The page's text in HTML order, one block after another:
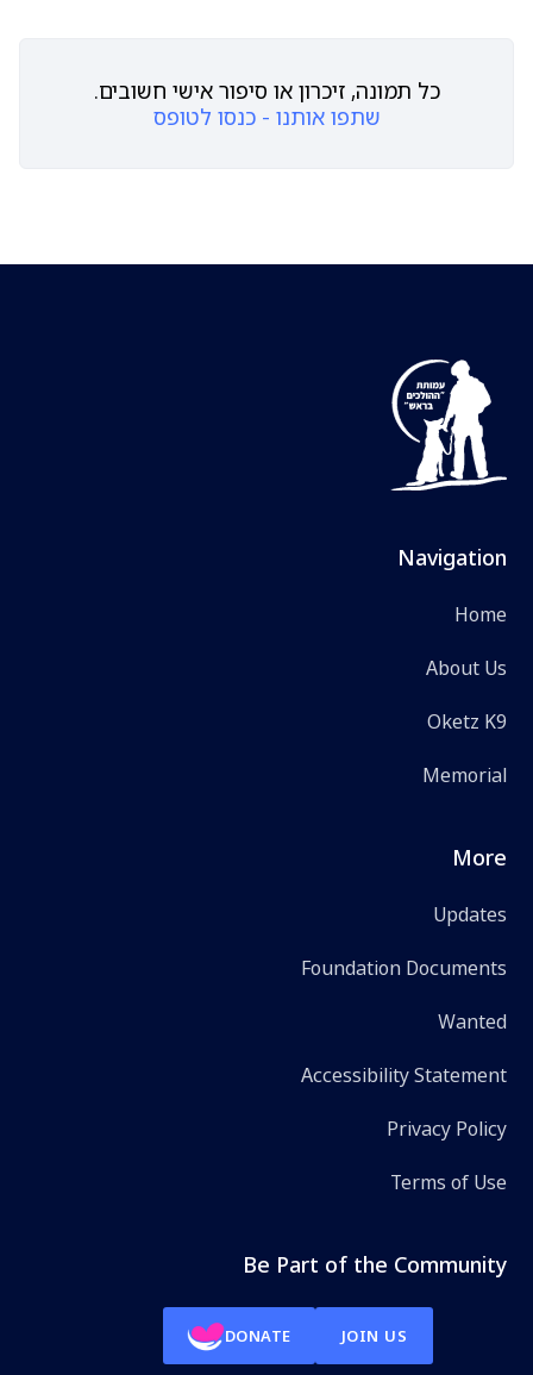
כל תמונה, זיכרון או סיפור אישי חשובים.
שתפו אותנו - כנסו לטופס
Navigation
Home
About Us
Oketz K9
Memorial
More
Updates
Foundation Documents
Wanted
Accessibility Statement
Privacy Policy
Terms of Use
Be Part of the Community
JOIN US
DONATE